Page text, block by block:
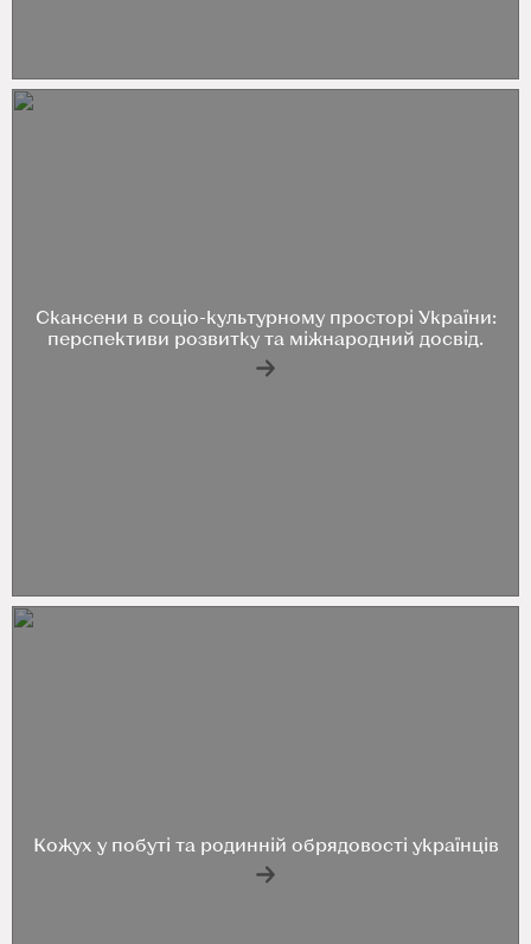
Скансени в соціо-культурному просторі України:
перспективи розвитку та міжнародний досвід.
Кожух у побуті та родинній обрядовості українців